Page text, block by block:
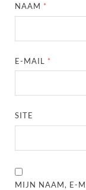
NAAM *
E-MAIL *
SITE
MIJN NAAM, E-